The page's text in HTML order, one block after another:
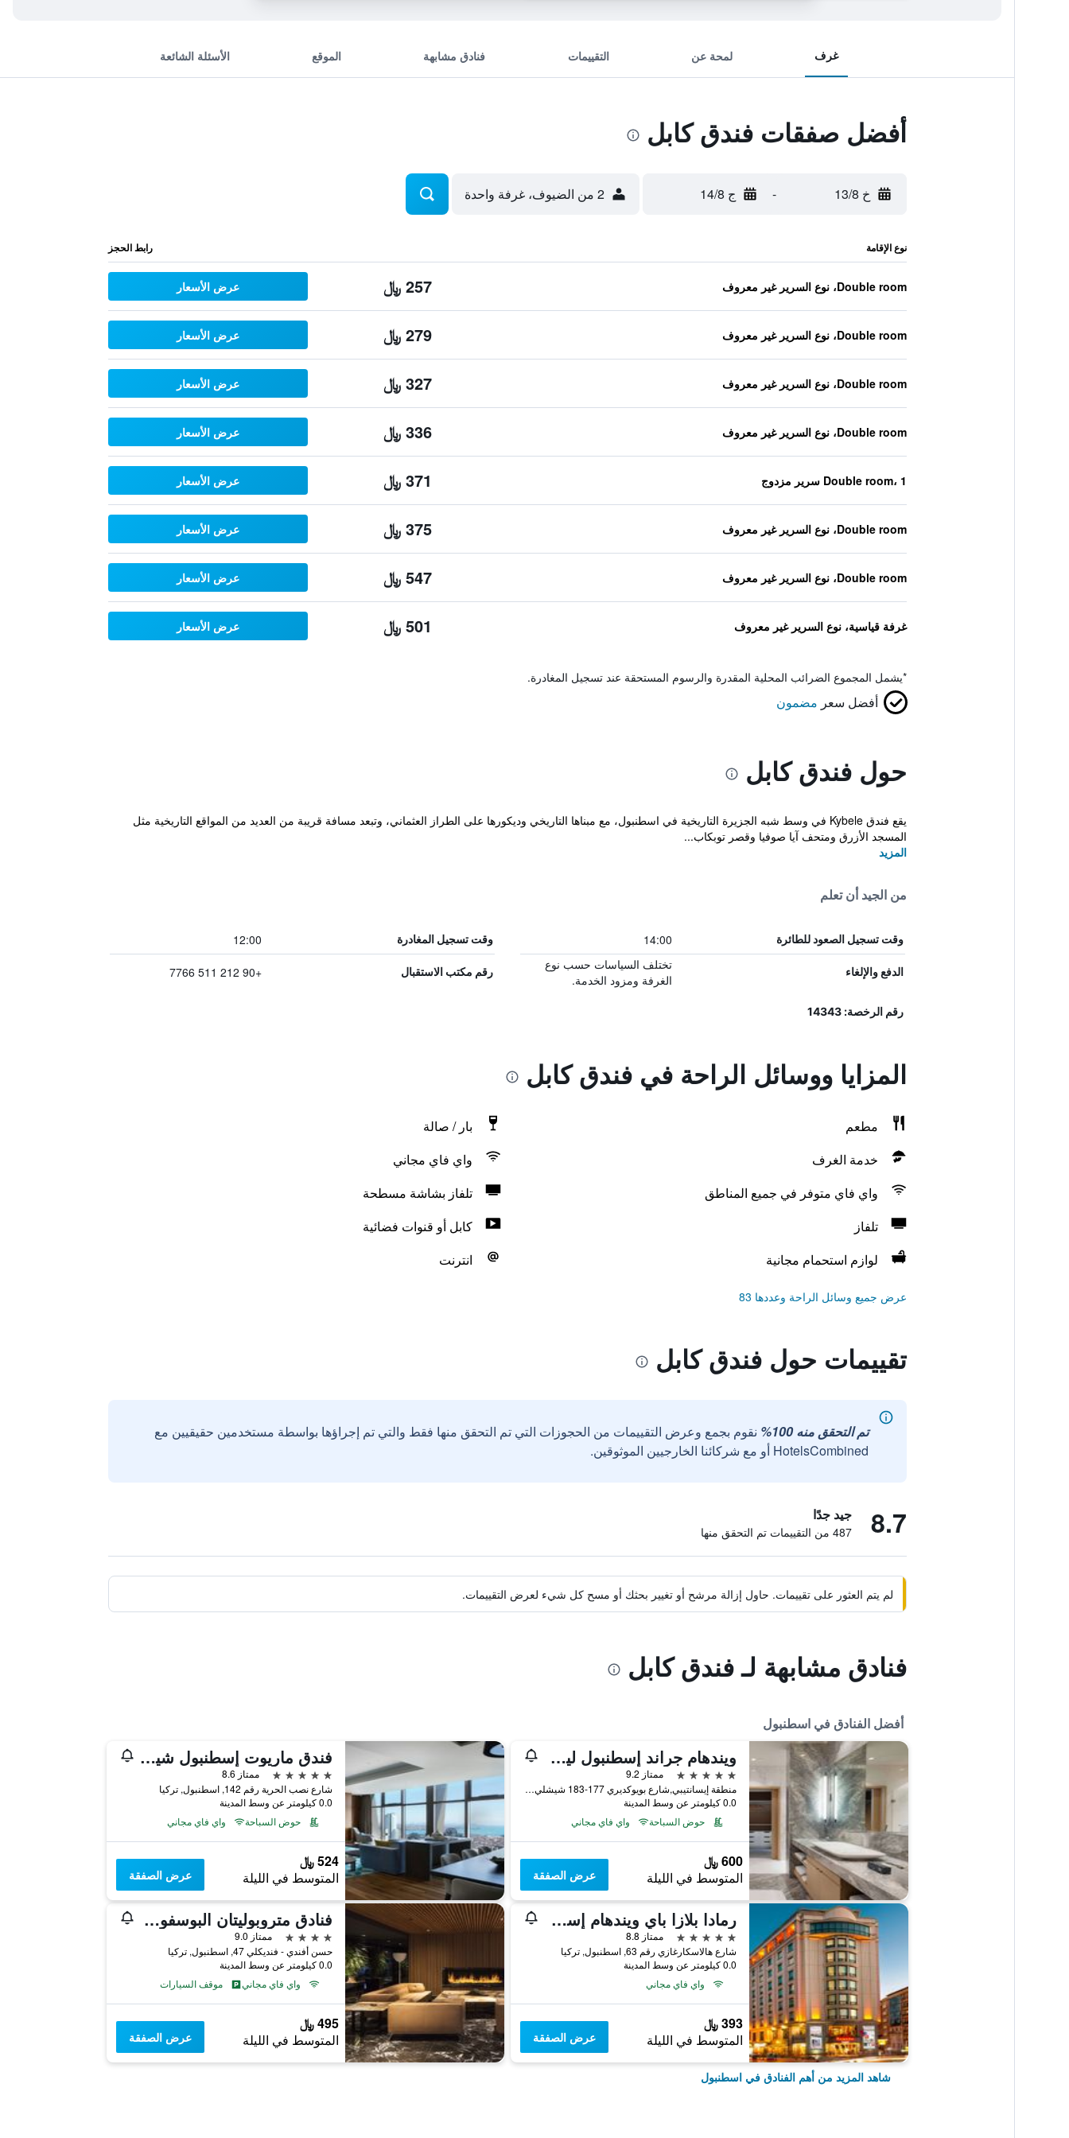
غرف لمحة عن التقييمات فنادق مشابهة الموقع الأسئلة الشائعة
أفضل صفقات فندق كابل
خ 13/8 - ج 14/8 2 من الضيوف، غرفة واحدة
نوع الإقامة رابط الحجز
Double room، نوع السرير غير معروف 257 ﷼ عرض الأسعار
Double room، نوع السرير غير معروف 279 ﷼ عرض الأسعار
Double room، نوع السرير غير معروف 327 ﷼ عرض الأسعار
Double room، نوع السرير غير معروف 336 ﷼ عرض الأسعار
Double room، 1 سرير مزدوج 371 ﷼ عرض الأسعار
Double room، نوع السرير غير معروف 375 ﷼ عرض الأسعار
Double room، نوع السرير غير معروف 547 ﷼ عرض الأسعار
غرفة قياسية، نوع السرير غير معروف 501 ﷼ عرض الأسعار
*يشمل المجموع الضرائب المحلية المقدرة والرسوم المستحقة عند تسجيل المغادرة.
أفضل سعر مضمون
حول فندق كابل
يقع فندق Kybele في وسط شبه الجزيرة التاريخية في اسطنبول، مع مبناها التاريخي وديكورها على الطراز العثماني، وتبعد مسافة قريبة من العديد من المواقع التاريخية مثل
المسجد الأزرق ومتحف آيا صوفيا وقصر توبكاب...
المزيد
من الجيد أن تعلم
وقت تسجيل الصعود للطائرة 14:00 وقت تسجيل المغادرة 12:00
الدفع والإلغاء
تختلف السياسات حسب نوع
الغرفة ومزود الخدمة.
رقم مكتب الاستقبال +90 212 511 7766
رقم الرخصة: 14343
المزايا ووسائل الراحة في فندق كابل
مطعم
بار / صالة
خدمة الغرف
واي فاي مجاني
واي فاي متوفر في جميع المناطق
تلفاز بشاشة مسطحة
تلفاز
كابل أو قنوات فضائية
لوازم استحمام مجانية
انترنت
عرض جميع وسائل الراحة وعددها 83
تقييمات حول فندق كابل
تم التحقق منه 100%
نقوم بجمع وعرض التقييمات من الحجوزات التي تم التحقق منها فقط والتي تم إجراؤها بواسطة مستخدمين حقيقيين مع
HotelsCombined أو مع شركائنا الخارجيين الموثوقين.
8.7 جيد جدًا
487 من التقييمات تم التحقق منها
لم يتم العثور على تقييمات. حاول إزالة مرشح أو تغيير بحثك أو مسح كل شيء لعرض التقييمات.
فنادق مشابهة لـ فندق كابل
أفضل الفنادق في اسطنبول
ويندهام جراند إسطنبول ليفينت
5 نجوم
ممتاز 9.2
منطقة إيسانتيبي,شارع بويوكديري 177-183 شيشلي, اسطنبول, تركيا
0.0 كيلومتر عن وسط المدينة
حوض السباحة
واي فاي مجاني
600 ﷼
المتوسط في الليلة عرض الصفقة
فندق ماريوت إسطنبول شيشلي
5 نجوم
ممتاز 8.6
شارع نصب الحرية رقم 142, اسطنبول, تركيا
0.0 كيلومتر عن وسط المدينة
حوض السباحة
واي فاي مجاني
524 ﷼
المتوسط في الليلة عرض الصفقة
رمادا بلازا باي ويندهام إسطنبول سيتي سنتر
5 نجوم
ممتاز 8.8
شارع هالاسكارغازي رقم 63, اسطنبول, تركيا
0.0 كيلومتر عن وسط المدينة
واي فاي مجاني
393 ﷼
المتوسط في الليلة عرض الصفقة
فنادق متروبوليتان البوسفور - فئة خاصة
4 نجوم
ممتاز 9.0
حسن أفندي - فنديكلي 47, اسطنبول, تركيا
0.0 كيلومتر عن وسط المدينة
واي فاي مجاني
موقف السيارات
495 ﷼
المتوسط في الليلة عرض الصفقة
شاهد المزيد من أهم الفنادق في اسطنبول